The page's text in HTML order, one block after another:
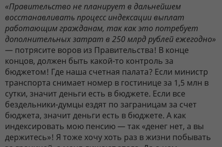
«Правительство не планирует в дальнейшем
восстанавливать процесс индексации выплат
работающим гражданам, так как это потребует
дополнительных затрат в 250 млрд рублей ежегодно»
— потрясите воров из Правительства! В конце
концов, должен быть какой-то контроль за
бюджетом! Где наша счетная палата? Если министр
транспорта снимает номер в гостинице за 1,5 млн в
сутки, значит деньги есть в бюджете. Если все
бездельники-думцы ездят по заграницам за счет
бюджета, значит деньги есть в бюджете. А как
индексировать мою пенсию — так «денег нет, а вы
держитесь»! Я тоже хочу хоть раз в жизни побывать